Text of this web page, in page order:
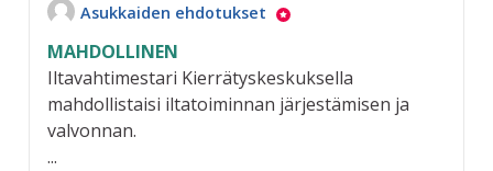
Asukkaiden ehdotukset
MAHDOLLINEN
Iltavahtimestari Kierrätyskeskuksella
mahdollistaisi iltatoiminnan järjestämisen ja
valvonnan.
...